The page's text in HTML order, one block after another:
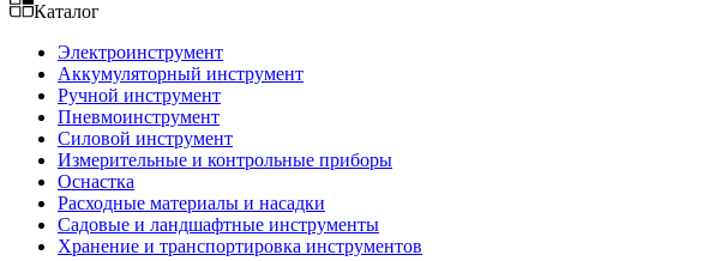
Каталог
Электроинструмент
Аккумуляторный инструмент
Ручной инструмент
Пневмоинструмент
Силовой инструмент
Измерительные и контрольные приборы
Оснастка
Расходные материалы и насадки
Садовые и ландшафтные инструменты
Хранение и транспортировка инструментов